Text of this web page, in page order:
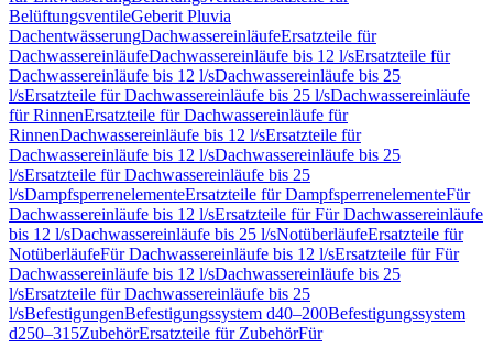
BelüftungsventileGeberit Pluvia
DachentwässerungDachwassereinläufeErsatzteile für
DachwassereinläufeDachwassereinläufe bis 12 l/sErsatzteile für
Dachwassereinläufe bis 12 l/sDachwassereinläufe bis 25
l/sErsatzteile für Dachwassereinläufe bis 25 l/sDachwassereinläufe
für RinnenErsatzteile für Dachwassereinläufe für
RinnenDachwassereinläufe bis 12 l/sErsatzteile für
Dachwassereinläufe bis 12 l/sDachwassereinläufe bis 25
l/sErsatzteile für Dachwassereinläufe bis 25
l/sDampfsperrenelementeErsatzteile für DampfsperrenelementeFür
Dachwassereinläufe bis 12 l/sErsatzteile für Für Dachwassereinläufe
bis 12 l/sDachwassereinläufe bis 25 l/sNotüberläufeErsatzteile für
NotüberläufeFür Dachwassereinläufe bis 12 l/sErsatzteile für Für
Dachwassereinläufe bis 12 l/sDachwassereinläufe bis 25
l/sErsatzteile für Dachwassereinläufe bis 25
l/sBefestigungenBefestigungssystem d40–200Befestigungssystem
d250–315ZubehörErsatzteile für ZubehörFür